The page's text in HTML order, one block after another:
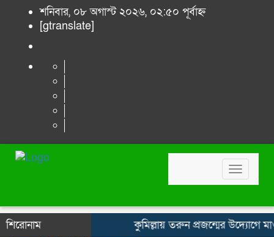
শনিবার, ০৮ অগাস্ট ২০২৬, ০২:৫০ পূর্বাহ্ন
[gtranslate]
Toggle
শিরোনাম
কুমিল্লায় তরুন প্রজন্মের উদ্যোগে